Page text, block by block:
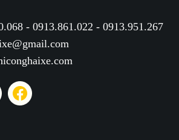
- 0913.861.022 - 0913.951.267